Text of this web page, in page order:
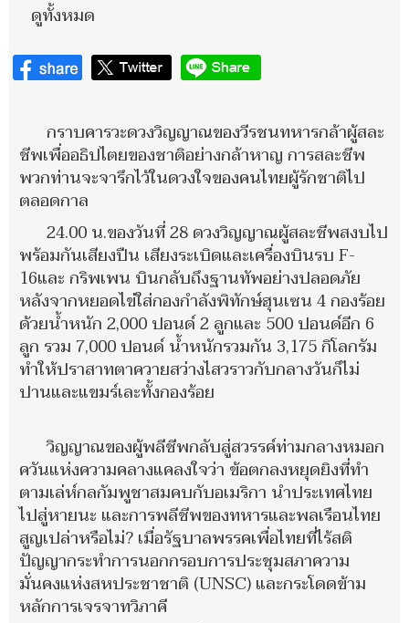
ดูทั้งหมด
กราบคารวะดวงวิญญาณของวีรชนทหารกล้าผู้สละ
ชีพเพื่ออธิปไตยของชาติอย่างกล้าหาญ การสละชีพ
พวกท่านจะจารึกไว้ในดวงใจของคนไทยผู้รักชาติไป
ตลอดกาล
24.00 น.ของวันที่ 28 ดวงวิญญาณผู้สละชีพสงบไป
พร้อมกันเสียงปืน เสียงระเบิดและเครื่องบินรบ F-
16และ กริพเพน บินกลับถึงฐานทัพอย่างปลอดภัย
หลังจากหยอดไข่ใส่กองกำลังพิทักษ์ฮุนเซน 4 กองร้อย
ด้วยน้ำหนัก 2,000 ปอนด์ 2 ลูกและ 500 ปอนด์อีก 6
ลูก รวม 7,000 ปอนด์ น้ำหนักรวมกัน 3,175 กิโลกรัม
ทำให้ปราสาทตาควายสว่างไสวราวกับกลางวันก็ไม่
ปานและแขมร์เละทั้งกองร้อย
วิญญาณของผู้พลีชีพกลับสู่สวรรค์ท่ามกลางหมอก
ควันแห่งความคลางแคลงใจว่า ข้อตกลงหยุดยิงที่ทำ
ตามเล่ห์กลกัมพูชาสมคบกับอเมริกา นำประเทศไทย
ไปสู่หายนะ และการพลีชีพของทหารและพลเรือนไทย
สูญเปล่าหรือไม่? เมื่อรัฐบาลพรรคเพื่อไทยที่ไร้สติ
ปัญญากระทำการนอกกรอบการประชุมสภาความ
มั่นคงแห่งสหประชาชาติ (UNSC) และกระโดดข้าม
หลักการเจรจาทวิภาคี